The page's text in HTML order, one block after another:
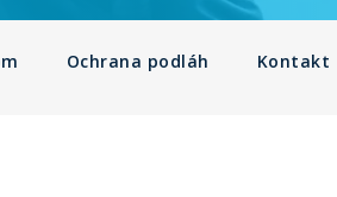
Ochrana podláh Kontakt